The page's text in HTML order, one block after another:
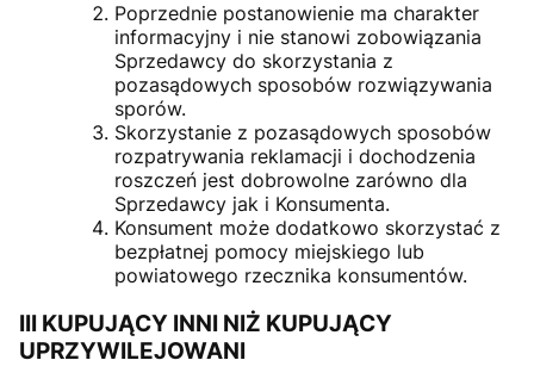
Poprzednie postanowienie ma charakter
informacyjny i nie stanowi zobowiązania
Sprzedawcy do skorzystania z
pozasądowych sposobów rozwiązywania
sporów.
Skorzystanie z pozasądowych sposobów
rozpatrywania reklamacji i dochodzenia
roszczeń jest dobrowolne zarówno dla
Sprzedawcy jak i Konsumenta.
Konsument może dodatkowo skorzystać z
bezpłatnej pomocy miejskiego lub
powiatowego rzecznika konsumentów.
III KUPUJĄCY INNI NIŻ KUPUJĄCY
UPRZYWILEJOWANI